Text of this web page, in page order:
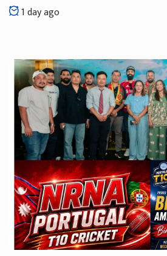
1 day ago